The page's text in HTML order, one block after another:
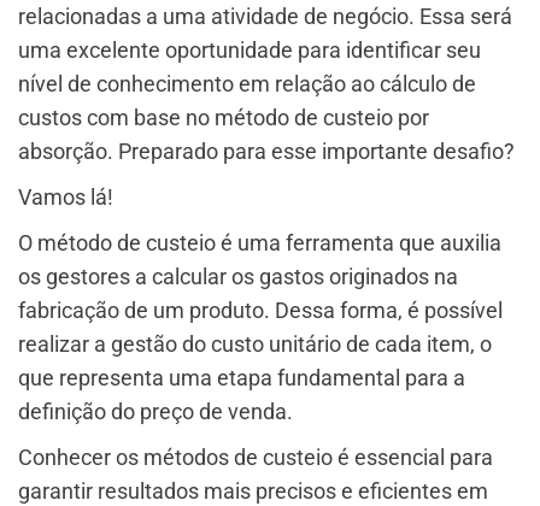
relacionadas a uma atividade de negócio. Essa será
uma excelente oportunidade para identificar seu
nível de conhecimento em relação ao cálculo de
custos com base no método de custeio por
absorção. Preparado para esse importante desafio?
Vamos lá!
O método de custeio é uma ferramenta que auxilia
os gestores a calcular os gastos originados na
fabricação de um produto. Dessa forma, é possível
realizar a gestão do custo unitário de cada item, o
que representa uma etapa fundamental para a
definição do preço de venda.
Conhecer os métodos de custeio é essencial para
garantir resultados mais precisos e eficientes em